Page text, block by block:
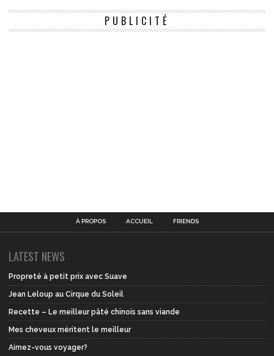
PUBLICITÉ
À PROPOS ACCUEIL FRIENDS
LATEST NEWS
Propreté à petit prix avec Suave
Jean Leloup au Cirque du Soleil
Recette – Le meilleur pâté chinois sans viande
Mes cheveux méritent le meilleur
Aimez-vous voyager?